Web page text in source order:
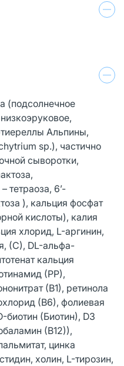
(подсолнечное
Альпины,
sp.), частично
сыворотки,
тетраоза, 6’-
), кальция фосфат
кислоты), калия
хлорид, L-аргинин,
(С), DL-альфа-
кальция
(РР),
(В1), ретинола
(В6), фолиевая
биотин (Биотин), D3
(В12)),
цинка
холин, L-тирозин,